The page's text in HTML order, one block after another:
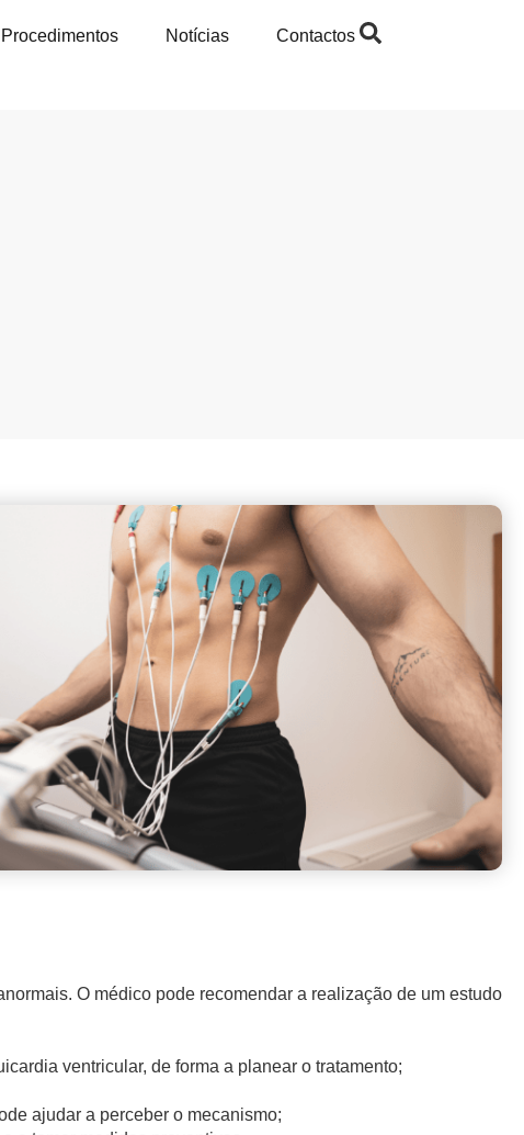
Procedimentos Notícias Contactos
O médico pode recomendar a realização de um estudo
ventricular, de forma a planear o tratamento;
ajudar a perceber o mecanismo;